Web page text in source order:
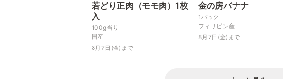
若どり正肉（モモ肉）1枚
入
100g当り
国産
8月7日(金)まで
金の房バナナ
1パック
フィリピン産
8月7日(金)まで